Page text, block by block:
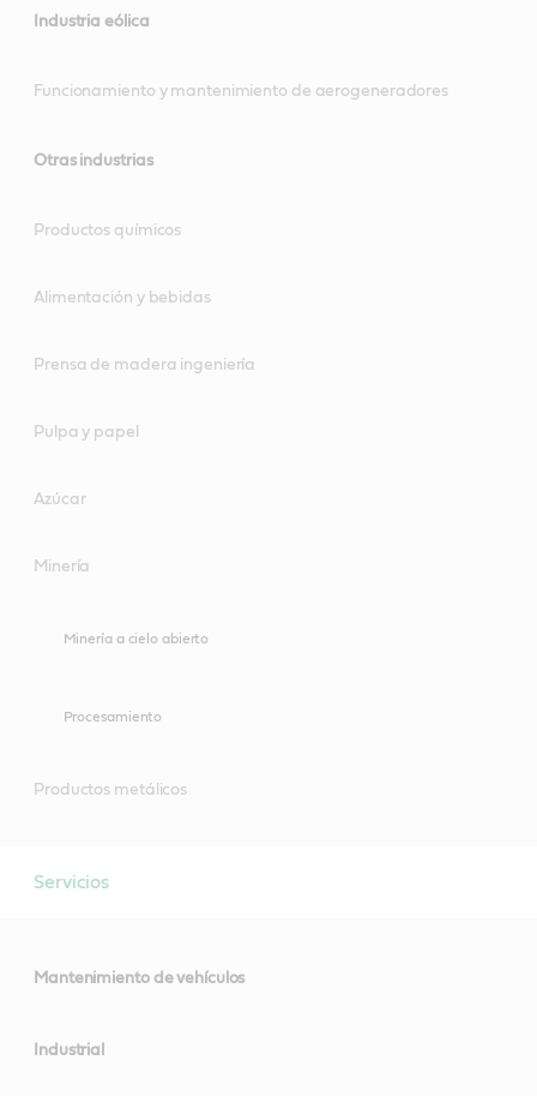
Industria eólica
Funcionamiento y mantenimiento de aerogeneradores
Otras industrias
Productos químicos
Alimentación y bebidas
Prensa de madera ingeniería
Pulpa y papel
Azúcar
Minería
Minería a cielo abierto
Procesamiento
Productos metálicos
Servicios
Mantenimiento de vehículos
Industrial